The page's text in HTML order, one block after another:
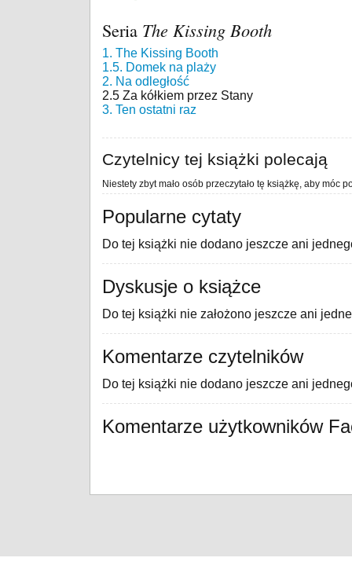
Seria The Kissing Booth
1. The Kissing Booth
1.5. Domek na plaży
2. Na odległość
2.5 Za kółkiem przez Stany
3. Ten ostatni raz
Czytelnicy tej książki polecają
Niestety zbyt mało osób przeczytało tę książkę, aby móc
Popularne cytaty
Do tej książki nie dodano jeszcze ani
Dyskusje o książce
Do tej książki nie założono jeszcze ani
Komentarze czytelników
Do tej książki nie dodano jeszcze ani
Komentarze użytkowników